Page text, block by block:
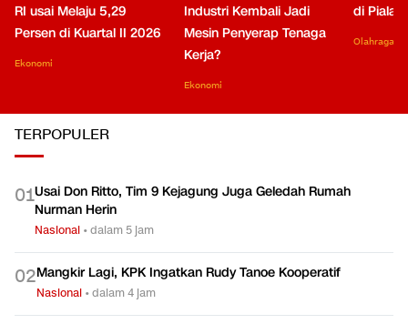
RI usai Melaju 5,29
Persen di Kuartal II 2026
Ekonomi
Industri Kembali Jadi
Mesin Penyerap Tenaga
Kerja?
Ekonomi
di Piala
Olahraga
TERPOPULER
01Usai Don Ritto, Tim 9 Kejagung Juga Geledah Rumah
Nurman Herin
Nasional •dalam 5 jam
02Mangkir Lagi, KPK Ingatkan Rudy Tanoe Kooperatif
Nasional •dalam 4 jam